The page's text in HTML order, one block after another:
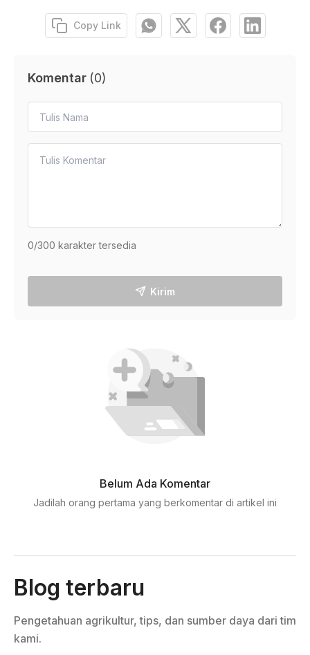
Copy Link
Komentar (0)
0/300 karakter tersedia
Kirim
Belum Ada Komentar
Jadilah orang pertama yang berkomentar di artikel ini
Blog terbaru
Pengetahuan agrikultur, tips, dan sumber daya dari tim
kami.